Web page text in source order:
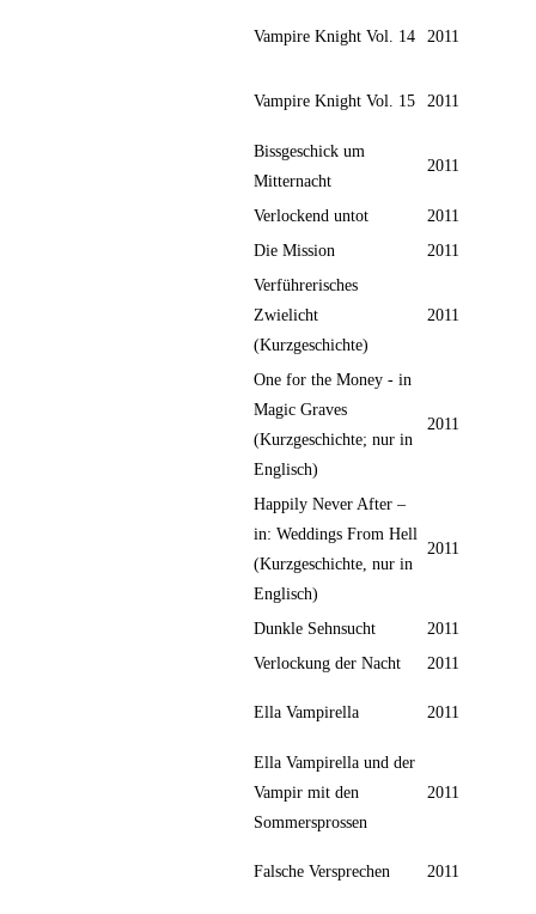
Vampire Knight Vol. 14 2011
Vampire Knight Vol. 15 2011
Bissgeschick um
Mitternacht
2011
Verlockend untot
2011
Die Mission
2011
Verführerisches
Zwielicht
(Kurzgeschichte)
2011
One for the Money - in
Magic Graves
(Kurzgeschichte; nur in
Englisch)
2011
Happily Never After –
in: Weddings From Hell
(Kurzgeschichte, nur in
Englisch)
2011
Dunkle Sehnsucht
2011
Verlockung der Nacht
2011
Ella Vampirella 2011
Ella Vampirella und der
Vampir mit den
Sommersprossen
2011
Falsche Versprechen 2011